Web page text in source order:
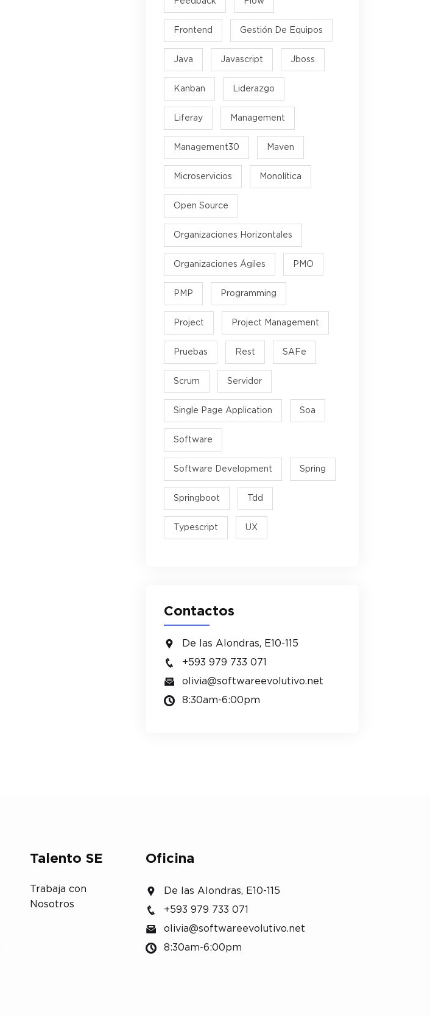
Frontend Gestión De Equipos
Java Javascript Jboss
Kanban Liderazgo
Liferay Management
Management30 Maven
Microservicios Monolítica
Open Source
Organizaciones Horizontales
Organizaciones Ágiles PMO
PMP Programming
Project Project Management
Pruebas Rest SAFe
Scrum Servidor
Single Page Application Soa
Software
Software Development Spring
Springboot Tdd
Typescript UX
Contactos
De las Alondras, E10-115
+593 979 733 071
olivia@softwareevolutivo.net
8:30am-6:00pm
Talento SE
Trabaja con
Nosotros
Oficina
De las Alondras, E10-115
+593 979 733 071
olivia@softwareevolutivo.net
8:30am-6:00pm